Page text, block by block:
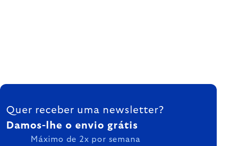
FOOTER
Quer receber uma newsletter?
Damos-lhe o envio grátis
Máximo de 2x por semana